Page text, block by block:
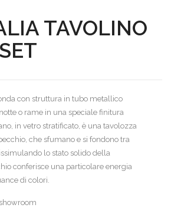
TAVOLINO
con struttura in tubo metallico
o rame in una speciale finitura
in vetro stratificato, è una tavolozza
che sfumano e si fondono tra
lo stato solido della
conferisce una particolare energia
di colori.